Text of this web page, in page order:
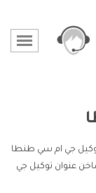
جي ام سي طنطا
عنوان توكيل جي